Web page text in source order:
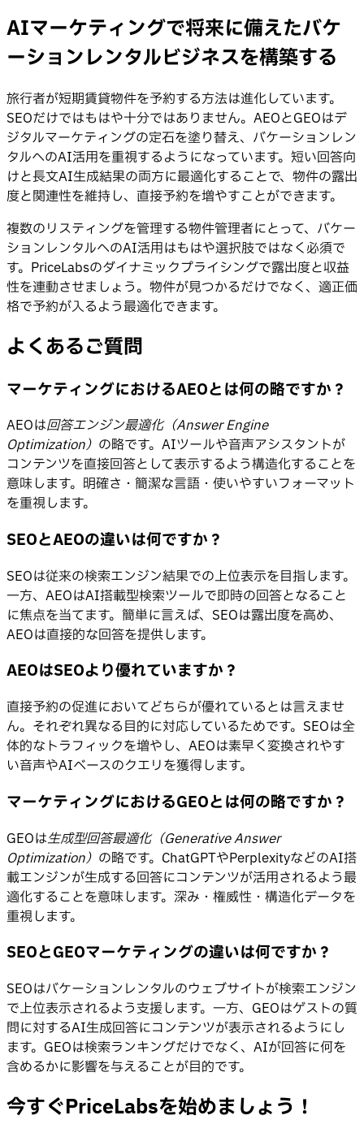
AIマーケティングで将来に備えたバケ
ーションレンタルビジネスを構築する
旅行者が短期賃貸物件を予約する方法は進化しています。
SEOだけではもはや十分ではありません。AEOとGEOはデ
ジタルマーケティングの定石を塗り替え、バケーションレン
タルへのAI活用を重視するようになっています。短い回答向
けと長文AI生成結果の両方に最適化することで、物件の露出
度と関連性を維持し、直接予約を増やすことができます。
複数のリスティングを管理する物件管理者にとって、バケー
ションレンタルへのAI活用はもはや選択肢ではなく必須で
す。PriceLabsのダイナミックプライシングで露出度と収益
性を連動させましょう。物件が見つかるだけでなく、適正価
格で予約が入るよう最適化できます。
よくあるご質問
マーケティングにおけるAEOとは何の略ですか？
AEOは回答エンジン最適化（Answer Engine
Optimization） の略です。AIツールや音声アシスタントが
コンテンツを直接回答として表示するよう構造化することを
意味します。明確さ・簡潔な言語・使いやすいフォーマット
を重視します。
SEOとAEOの違いは何ですか？
SEOは従来の検索エンジン結果での上位表示を目指します。
一方、AEOはAI搭載型検索ツールで即時の回答となること
に焦点を当てます。簡単に言えば、SEOは露出度を高め、
AEOは直接的な回答を提供します。
AEOはSEOより優れていますか？
直接予約の促進においてどちらが優れているとは言えませ
ん。それぞれ異なる目的に対応しているためです。SEOは全
体的なトラフィックを増やし、AEOは素早く変換されやす
い音声やAIベースのクエリを獲得します。
マーケティングにおけるGEOとは何の略ですか？
GEOは生成型回答最適化（Generative Answer
Optimization） の略です。ChatGPTやPerplexityなどのAI搭
載エンジンが生成する回答にコンテンツが活用されるよう最
適化することを意味します。深み・権威性・構造化データを
重視します。
SEOとGEOマーケティングの違いは何ですか？
SEOはバケーションレンタルのウェブサイトが検索エンジン
で上位表示されるよう支援します。一方、GEOはゲストの質
問に対するAI生成回答にコンテンツが表示されるようにし
ます。GEOは検索ランキングだけでなく、AIが回答に何を
含めるかに影響を与えることが目的です。
今すぐPriceLabsを始めましょう！